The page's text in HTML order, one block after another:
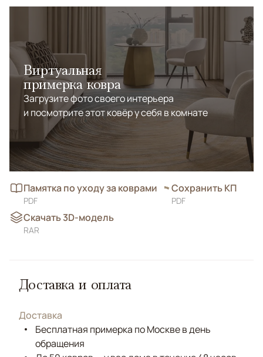
Виртуальная
примерка ковра
Загрузите фото своего интерьера
и посмотрите этот ковёр у себя в комнате
Памятка по уходу за коврами
PDF
Сохранить КП
PDF
Скачать 3D-модель
RAR
Доставка и оплата
Доставка
Бесплатная примерка по Москве в день
обращения